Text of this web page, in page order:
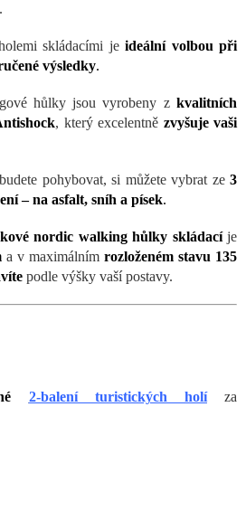
skládacími jeideální volbou při
výsledky.
hůlky jsou vyrobeny z kvalitních
, který excelentně zvyšuje vaši
pohybovat, si můžete vybrat ze 3
– na asfalt, sníh a písek.
nordic walking hůlky skládacíje
a v maximálním rozloženém stavu 135
podle výšky vaší postavy.
2-balení turistických holíza